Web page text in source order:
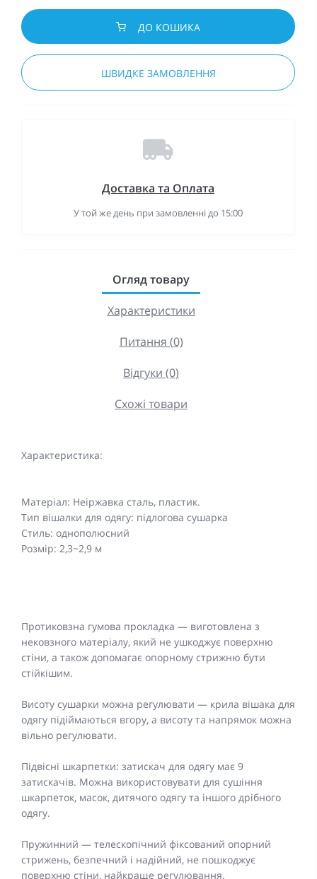
ДО КОШИКА
ШВИДКЕ ЗАМОВЛЕННЯ
Доставка та Оплата
У той же день при замовленні до 15:00
Огляд товару
Характеристики
Питання (0)
Відгуки (0)
Схожі товари
Характеристика:
Матеріал: Неіржавка сталь, пластик.
Тип вішалки для одягу: підлогова сушарка
Стиль: однополюсний
Розмір: 2,3~2,9 м
Протиковзна гумова прокладка — виготовлена з
нековзного матеріалу, який не ушкоджує поверхню
стіни, а також допомагає опорному стрижню бути
стійкішим.
Висоту сушарки можна регулювати — крила вішака для
одягу підіймаються вгору, а висоту та напрямок можна
вільно регулювати.
Підвісні шкарпетки: затискач для одягу має 9
затискачів. Можна використовувати для сушіння
шкарпеток, масок, дитячого одягу та іншого дрібного
одягу.
Пружинний — телескопічний фіксований опорний
стрижень, безпечний і надійний, не пошкоджує
поверхню стіни, найкраще регулювання.